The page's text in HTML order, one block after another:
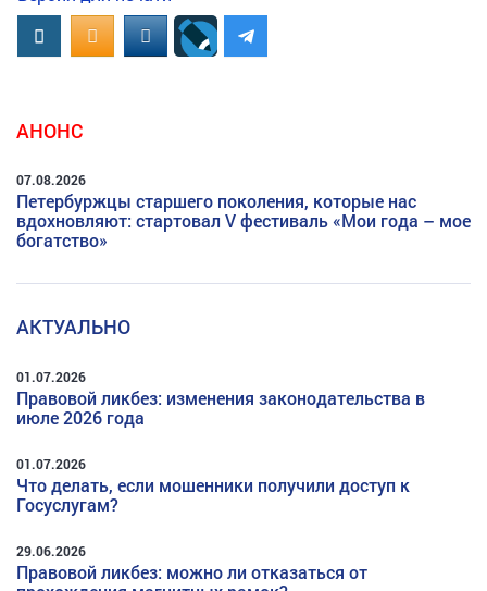
ВконтактеOK.RUMAIL.RU
АНОНС
07.08.2026
Петербуржцы старшего поколения, которые нас
вдохновляют: стартовал V фестиваль «Мои года – мое
богатство»
АКТУАЛЬНО
01.07.2026
Правовой ликбез: изменения законодательства в
июле 2026 года
01.07.2026
Что делать, если мошенники получили доступ к
Госуслугам?
29.06.2026
Правовой ликбез: можно ли отказаться от